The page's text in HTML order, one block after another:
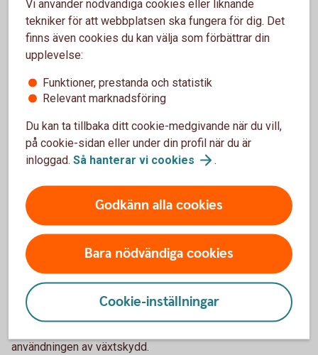
(sva.se)
störningar. Du är beredd på det som avviker. Men oavsett
hur förberedd du är kommer kriser oftast när man minst
anar den. Det är just det som är en kris – allt annat är bara
en förberedd svacka i verksamheten.
Dubbel nytta av beredskapen
Kanske kan du i ditt arbete med att öka motståndskraften i
ditt företag slå två flugor i en smäll och även se över hur du
kan minska resursförbrukningen. Det kan till exempel
handla om att investera i förnybar energi och batterilagring,
bygga system för recirkulering av vatten eller
värmeåtervinning från ventilation, mjölkkylning eller
biogasproduktion. Andra lösningar kan vara att investera i
användningen av växtskydd.
Vi använder nödvändiga cookies eller liknande
tekniker för att webbplatsen ska fungera för dig. Det
finns även cookies du kan välja som förbättrar din
upplevelse:
Funktioner, prestanda och statistik
Relevant marknadsföring
Du kan ta tillbaka ditt cookie-medgivande när du vill,
på cookie-sidan eller under din profil när du är
inloggad. Så hanterar vi cookies .
Godkänn alla cookies
Bara nödvändiga cookies
Cookie-inställningar